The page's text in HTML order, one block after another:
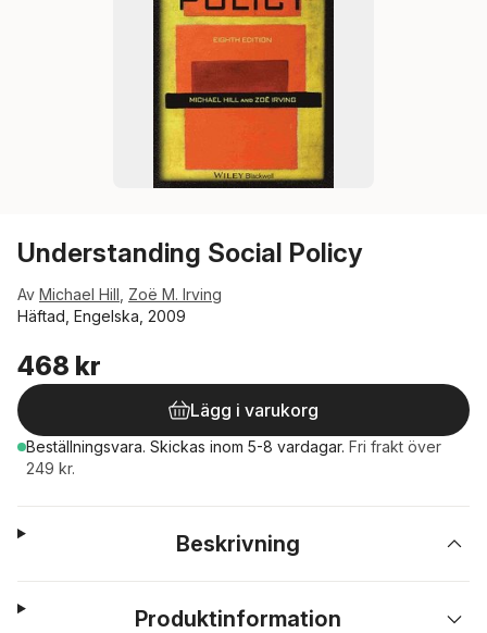
Understanding Social Policy
Av Michael Hill Zoë M. Irving
Häftad, Engelska, 2009
468 kr
Lägg i varukorg
Beställningsvara. Skickas inom 5-8 vardagar. Fri frakt över
249 kr.
Beskrivning
Produktinformation